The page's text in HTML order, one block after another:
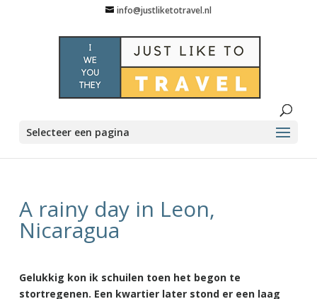
info@justliketotravel.nl
Selecteer een pagina
A rainy day in Leon,
Nicaragua
Gelukkig kon ik schuilen toen het begon te
stortregenen. Een kwartier later stond er een laag